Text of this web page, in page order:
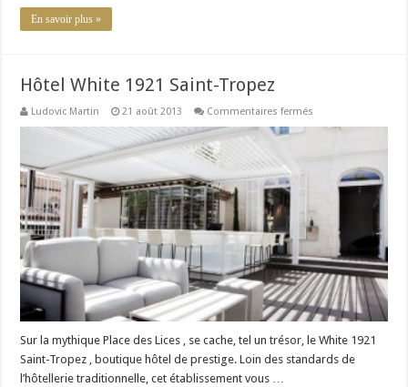
En savoir plus »
Hôtel White 1921 Saint-Tropez
Ludovic Martin 21 août 2013 Commentaires fermés
White
Sur la mythique Place des Lices , se cache, tel un trésor, le White 1921
Saint-Tropez , boutique hôtel de prestige. Loin des standards de
l’hôtellerie traditionnelle, cet établissement vous …